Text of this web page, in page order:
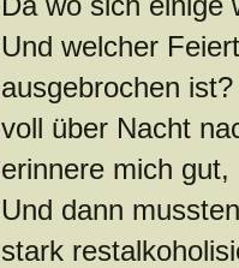
Und welcher
ausgebrochen
voll über Nacht
erinnere mich
Und dann
stark